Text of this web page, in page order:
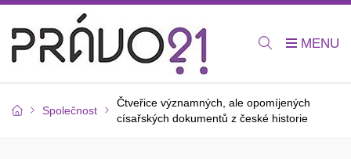
Společnost
Čtveřice významných, ale opomíjených
císařských dokumentů z české historie